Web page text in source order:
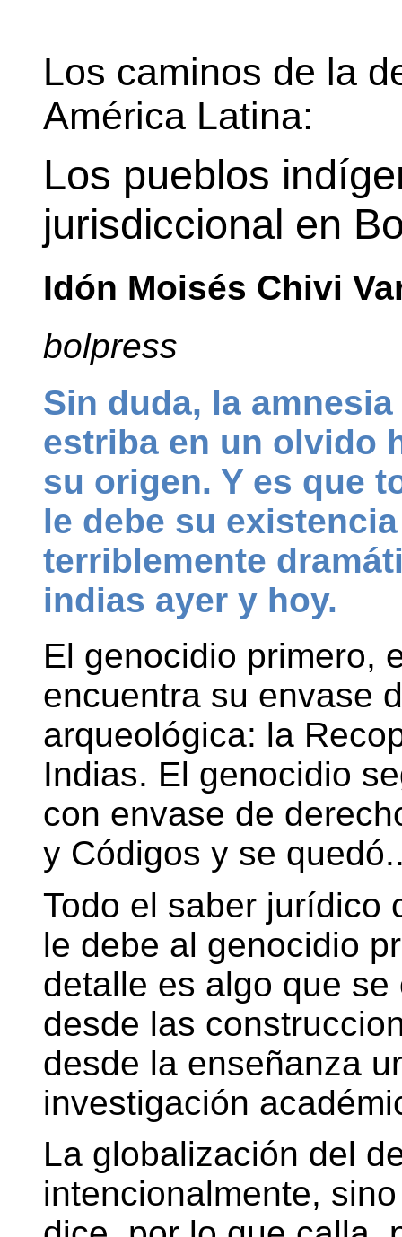
Los caminos de la
América Latina:
Los pueblos
jurisdiccional en
Idón Moisés Chivi
bolpress
Sin duda, la
estriba en un olvido
su origen. Y es que
le debe su
terriblemente
indias ayer y hoy.
El genocidio primero,
encuentra su envase
arqueológica: la
Indias. El genocidio
con envase de
y Códigos y se
Todo el saber jurídico
le debe al genocidio
detalle es algo que
desde las
desde la enseñanza
investigación
La globalización del
intencionalmente,